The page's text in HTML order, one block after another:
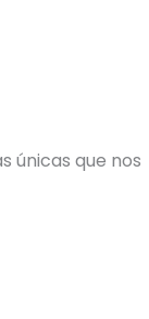
únicas que nos